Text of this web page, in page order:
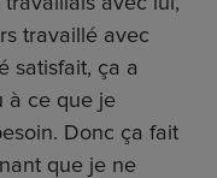
travaillé avec
satisfait, ça a
à ce que je
Donc ça fait
que je ne